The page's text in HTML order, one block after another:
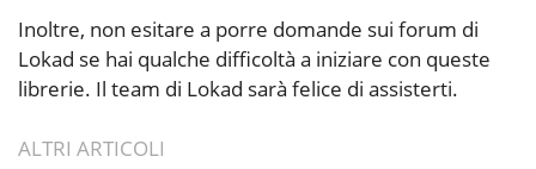
Inoltre, non esitare a porre domande sui forum di
Lokad se hai qualche difficoltà a iniziare con queste
librerie. Il team di Lokad sarà felice di assisterti.
ALTRI ARTICOLI